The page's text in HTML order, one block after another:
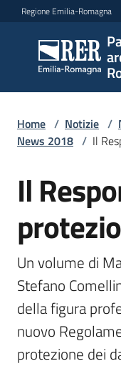
Vai al contenuto
Vai alla navigazione
Vai al footer
Regione Emilia-Romagna
ParER -
Polo
Polo
archivistico
Archivio
storico
Conservazione
Home / Notizie /
News 2018 / Il
Salta al contenuto
Il
Un volume di
Stefano
della figura
nuovo
protezione dei